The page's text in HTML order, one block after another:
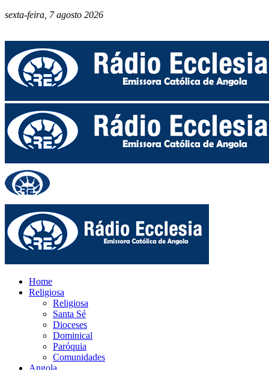
sexta-feira, 7 agosto 2026
Home
Religiosa
Religiosa
Santa Sé
Dioceses
Dominical
Paróquia
Comunidades
Angola